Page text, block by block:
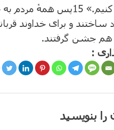
کنیم.» 15پس همهٔ مردم به
ساختند و برای خداوند
هم جشن گرفتند.
:
را بنویسید